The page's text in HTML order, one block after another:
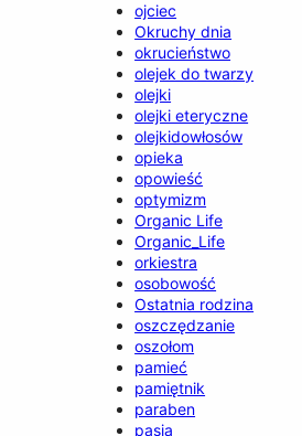
ojciec
Okruchy dnia
okrucieństwo
olejek do twarzy
olejki
olejki eteryczne
olejkidowłosów
opieka
opowieść
optymizm
Organic Life
Organic_Life
orkiestra
osobowość
Ostatnia rodzina
oszczędzanie
oszołom
pamieć
pamiętnik
paraben
pasja